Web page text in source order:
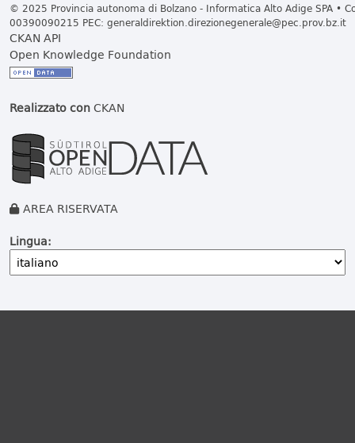
© 2025 Provincia autonoma di Bolzano - Informatica Alto Adige SPA •
00390090215 PEC: generaldirektion.direzionegenerale@pec.prov.bz.it
CKAN API
Open Knowledge Foundation
Realizzato conCKAN
AREA RISERVATA
Lingua